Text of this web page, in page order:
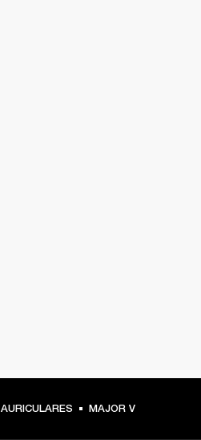
AURICULARES MAJOR V